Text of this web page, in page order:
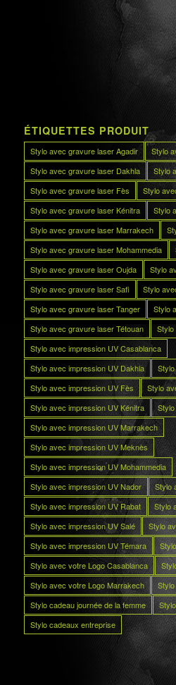
ÉTIQUETTES PRODUIT
Stylo avec gravure laser Agadir
Stylo
Stylo avec gravure laser Dakhla
Stylo
Stylo avec gravure laser Fès
Stylo
Stylo avec gravure laser Kénitra
Stylo
Stylo avec gravure laser Marrakech
Stylo avec gravure laser Mohammedia
Stylo avec gravure laser Oujda
Stylo
Stylo avec gravure laser Safi
Stylo
Stylo avec gravure laser Tanger
Stylo
Stylo avec gravure laser Tétouan
Stylo avec impression UV Casablanca
Stylo avec impression UV Dakhla
Stylo avec impression UV Fès
Stylo
Stylo avec impression UV Kénitra
Stylo avec impression UV Marrakech
Stylo avec impression UV Meknès
Stylo avec impression UV Mohammedia
Stylo avec impression UV Nador
Stylo
Stylo avec impression UV Rabat
Stylo
Stylo avec impression UV Salé
Stylo
Stylo avec impression UV Témara
Stylo avec votre Logo Casablanca
Stylo avec votre Logo Marrakech
Stylo cadeau journée de la femme
Stylo cadeaux entreprise